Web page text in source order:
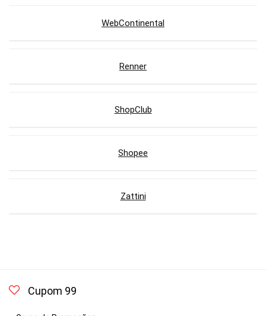
WebContinental
Renner
ShopClub
Shopee
Zattini
Cupom 99